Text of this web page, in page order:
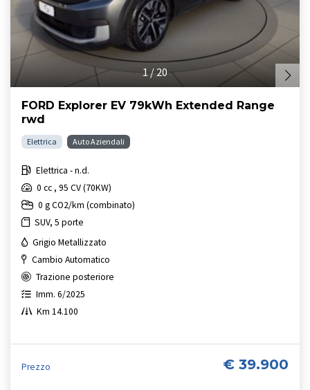
1 / 20
FORD Explorer EV 79kWh Extended Range
rwd
Elettrica Auto Aziendali
Elettrica - n.d.
0 cc , 95 CV (70KW)
0 g CO2/km (combinato)
SUV, 5 porte
Grigio Metallizzato
Cambio Automatico
Trazione posteriore
Imm. 6/2025
Km 14.100
Prezzo € 39.900